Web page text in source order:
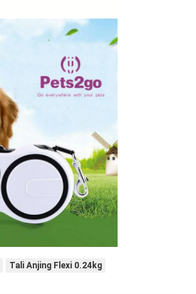
Tali Anjing Flexi 0.24kg